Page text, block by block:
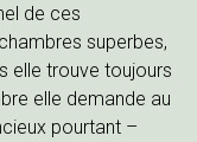
de ces
superbes,
elle trouve toujours
elle demande au
pourtant –